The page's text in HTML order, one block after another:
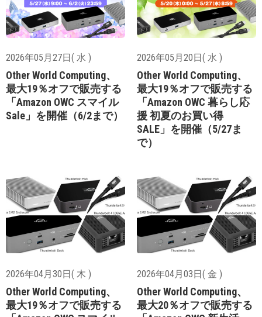
2026年05月27日( 水 )
Other World Computing、
最大19％オフで販売する
「Amazon OWC スマイル
Sale」を開催（6/2まで）
2026年05月20日( 水 )
Other World Computing、
最大19％オフで販売する
「Amazon OWC 暮らし応
援 初夏のお買い得
SALE」を開催（5/27ま
で）
2026年04月30日( 木 )
Other World Computing、
最大19％オフで販売する
2026年04月03日( 金 )
Other World Computing、
最大20％オフで販売する